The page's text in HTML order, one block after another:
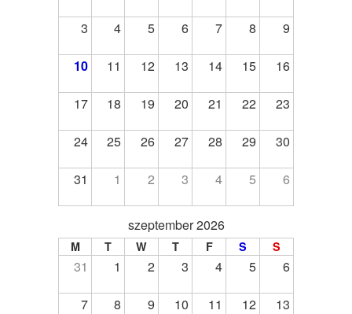
3 4 5 6 7 8 9
10 11 12 13 14 15 16
17 18 19 20 21 22 23
24 25 26 27 28 29 30
31 1 2 3 4 5 6
szeptember 2026
M T W T F S S
31 1 2 3 4 5 6
7 8 9 10 11 12 13